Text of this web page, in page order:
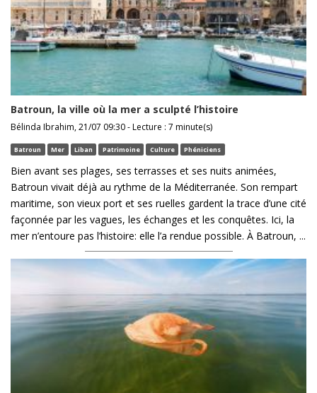
Batroun, la ville où la mer a sculpté l’histoire
Bélinda Ibrahim, 21/07 09:30 - Lecture : 7 minute(s)
Batroun Mer Liban Patrimoine Culture Phéniciens
Bien avant ses plages, ses terrasses et ses nuits animées,
Batroun vivait déjà au rythme de la Méditerranée. Son rempart
maritime, son vieux port et ses ruelles gardent la trace d’une cité
façonnée par les vagues, les échanges et les conquêtes. Ici, la
mer n’entoure pas l’histoire: elle l’a rendue possible. À Batroun, ...